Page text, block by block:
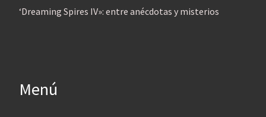
‘Dreaming Spires IV»: entre anécdotas y misterios
Menú